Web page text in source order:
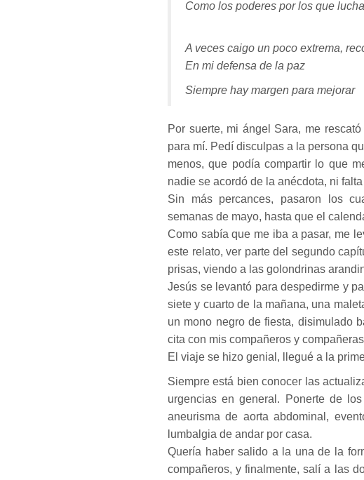
Como los poderes por los que
A veces caigo un poco extrema,
En mi defensa de la paz
Siempre hay margen para mejorar
Por suerte, mi ángel Sara, me
para mí. Pedí disculpas a la persona
menos, que podía compartir lo que
nadie se acordó de la anécdota, ni
Sin más percances, pasaron los
semanas de mayo, hasta que el
Como sabía que me iba a pasar, me
este relato, ver parte del segundo
prisas, viendo a las golondrinas
Jesús se levantó para despedirme y
siete y cuarto de la mañana, una
un mono negro de fiesta, disimulado
cita con mis compañeros y
El viaje se hizo genial, llegué a la
Siempre está bien conocer las
urgencias en general. Ponerte de
aneurisma de aorta abdominal,
lumbalgia de andar por casa.
Quería haber salido a la una de la
compañeros, y finalmente, salí a las